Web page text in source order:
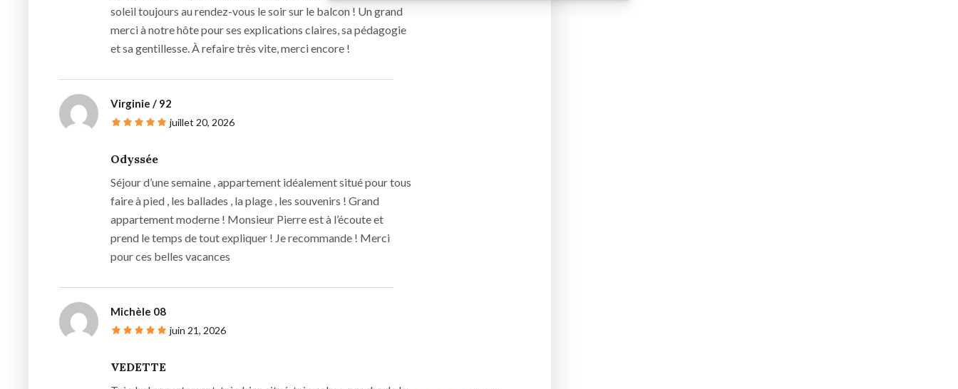
soleil toujours au rendez-vous le soir sur le balcon ! ​Un grand
merci à notre hôte pour ses explications claires, sa pédagogie
et sa gentillesse. À refaire très vite, merci encore !
Virginie / 92
juillet 20, 2026
Odyssée
Séjour d’une semaine , appartement idéalement situé pour tous
faire à pied , les ballades , la plage , les souvenirs ! Grand
appartement moderne ! Monsieur Pierre est à l’écoute et
prend le temps de tout expliquer ! Je recommande ! Merci
pour ces belles vacances
Michèle 08
juin 21, 2026
VEDETTE